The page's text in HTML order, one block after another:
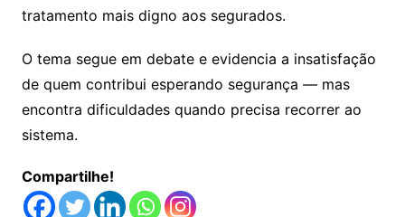
tratamento mais digno aos segurados.
O tema segue em debate e evidencia a insatisfação
de quem contribui esperando segurança — mas
encontra dificuldades quando precisa recorrer ao
sistema.
Compartilhe!